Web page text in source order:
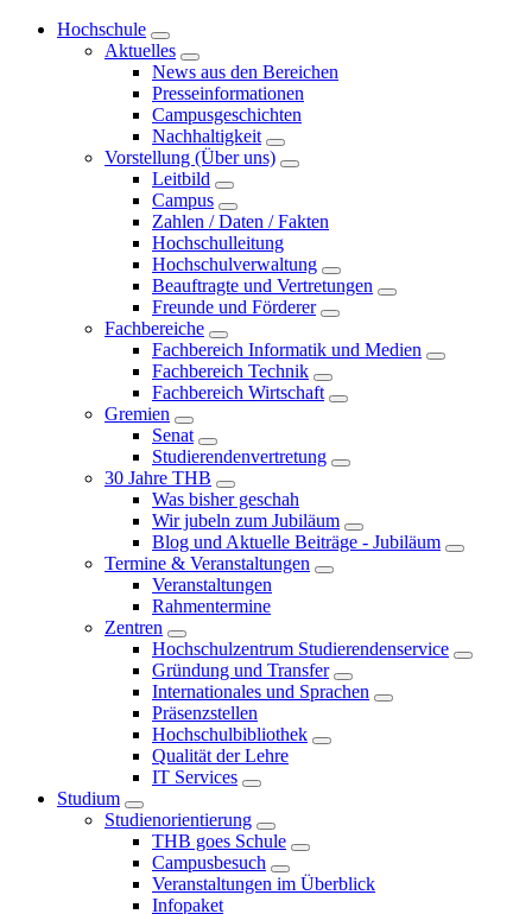
Hochschule
Aktuelles
News aus den Bereichen
Presseinformationen
Campusgeschichten
Nachhaltigkeit
Vorstellung (Über uns)
Leitbild
Campus
Zahlen / Daten / Fakten
Hochschulleitung
Hochschulverwaltung
Beauftragte und Vertretungen
Freunde und Förderer
Fachbereiche
Fachbereich Informatik und Medien
Fachbereich Technik
Fachbereich Wirtschaft
Gremien
Senat
Studierendenvertretung
30 Jahre THB
Was bisher geschah
Wir jubeln zum Jubiläum
Blog und Aktuelle Beiträge - Jubiläum
Termine & Veranstaltungen
Veranstaltungen
Rahmentermine
Zentren
Hochschulzentrum Studierendenservice
Gründung und Transfer
Internationales und Sprachen
Präsenzstellen
Hochschulbibliothek
Qualität der Lehre
IT Services
Studium
Studienorientierung
THB goes Schule
Campusbesuch
Veranstaltungen im Überblick
Infopaket